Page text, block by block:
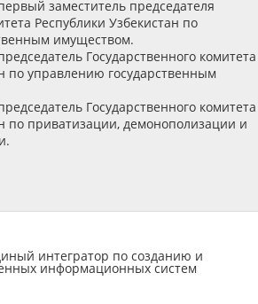
заместитель председателя
Республики Узбекистан по
имуществом.
Государственного комитета
по управлению государственным
Государственного комитета
по приватизации, демонополизации и
интегратор по созданию и
информационных систем